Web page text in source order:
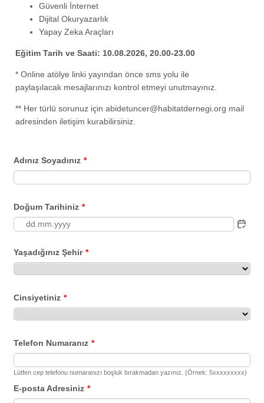
Güvenli İnternet
Dijital Okuryazarlık
Yapay Zeka Araçları
Eğitim Tarih ve Saati: 10.08.2026, 20.00-23.00
* Online atölye linki yayından önce sms yolu ile
paylaşılacak mesajlarınızı kontrol etmeyi unutmayınız.
** Her türlü sorunuz için abidetuncer@habitatdernegi.org mail
adresinden iletişim kurabilirsiniz.
Adınız Soyadınız *
Doğum Tarihiniz *
Yaşadığınız Şehir *
Cinsiyetiniz *
Telefon Numaranız *
Lütfen cep telefonu numaranızı boşluk bırakmadan yazınız. (Örnek: 5xxxxxxxxx)
E-posta Adresiniz *